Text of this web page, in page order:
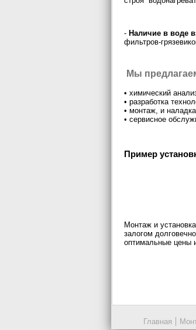
- Наличие в воде
фильтров-
Мы
• химический
• разработка
• монтаж, и
• сервисное
Пример
Монтаж и
залогом
оптимальные цены
Главная